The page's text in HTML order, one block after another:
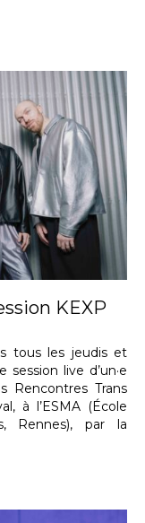
KEXP
tous les jeudis et
live d’un·e
Rencontres Trans
à l’ESMA (École
Rennes), par la